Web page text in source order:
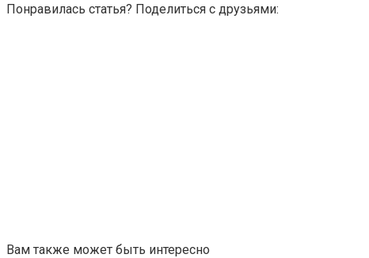
Понравилась статья? Поделиться с друзьями:
Вам также может быть интересно